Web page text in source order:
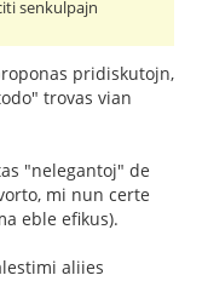
senkulpajn
pridiskutojn,
trovas vian
"nelegantoj" de
mi nun certe
eble efikus).
aliies